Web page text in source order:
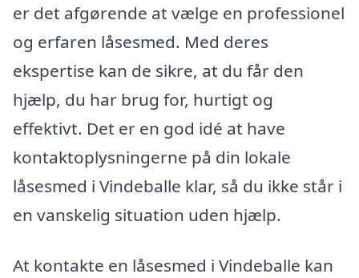
er det afgørende at vælge en professionel
og erfaren låsesmed. Med deres
ekspertise kan de sikre, at du får den
hjælp, du har brug for, hurtigt og
effektivt. Det er en god idé at have
kontaktoplysningerne på din lokale
låsesmed i Vindeballe klar, så du ikke står i
en vanskelig situation uden hjælp.
At kontakte en låsesmed i Vindeballe kan